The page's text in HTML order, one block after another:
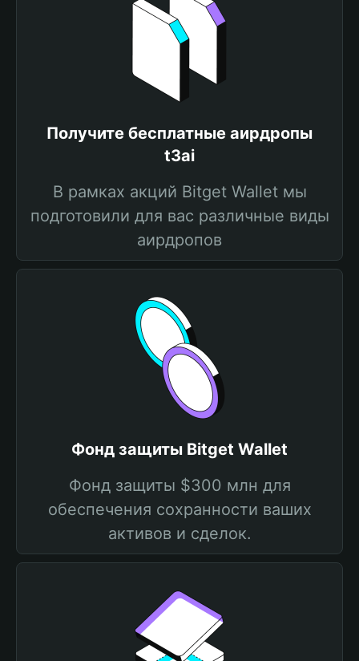
Получите бесплатные аирдропы
t3ai
В рамках акций Bitget Wallet мы
подготовили для вас различные виды
аирдропов
Фонд защиты Bitget Wallet
Фонд защиты $300 млн для
обеспечения сохранности ваших
активов и сделок.